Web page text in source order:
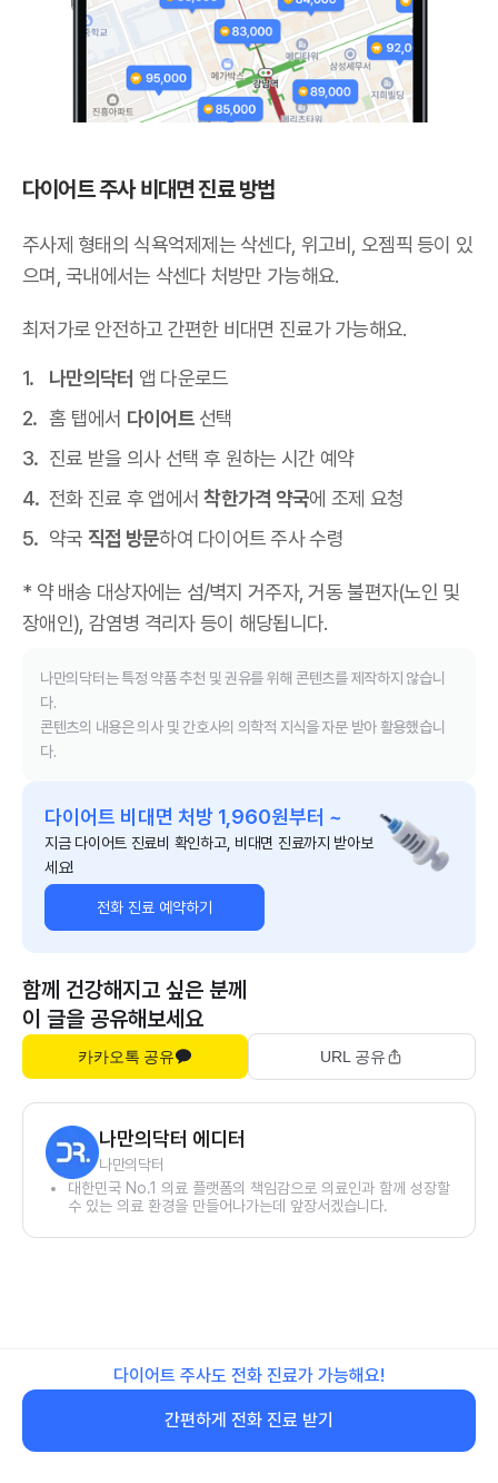
다이어트 주사 비대면 진료 방법
주사제 형태의 식욕억제제는 삭센다, 위고비, 오젬픽 등이 있
으며,국내에서는 삭센다 처방만 가능해요.
최저가로 안전하고 간편한 비대면 진료가 가능해요.
나만의닥터 앱 다운로드
홈 탭에서 다이어트선택
진료 받을 의사 선택 후 원하는 시간 예약
전화 진료 후 앱에서착한가격 약국에 조제 요청
약국 직접 방문하여 다이어트 주사 수령
* 약 배송 대상자에는 섬/벽지 거주자, 거동 불편자(노인 및
장애인), 감염병 격리자 등이 해당됩니다.
나만의닥터는 특정 약품 추천 및 권유를 위해 콘텐츠를 제작하지 않습니
다.
콘텐츠의 내용은 의사 및 간호사의 의학적 지식을 자문 받아 활용했습니
다.
다이어트 비대면 처방 1,960원부터 ~
지금 다이어트 진료비 확인하고, 비대면 진료까지 받아보
세요!
전화 진료 예약하기
함께 건강해지고 싶은 분께
이 글을 공유해보세요
카카오톡 공유 URL 공유
나만의닥터 에디터
나만의닥터
대한민국 No.1 의료 플랫폼의 책임감으로 의료인과 함께 성장할
수 있는 의료 환경을 만들어나가는데 앞장서겠습니다.
다이어트 주사도 전화 진료가 가능해요!
간편하게 전화 진료 받기